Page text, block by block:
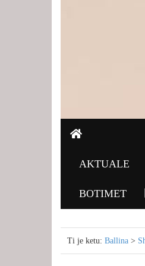
AKTUALE
BOTIMET
Ti je ketu:Ballina >